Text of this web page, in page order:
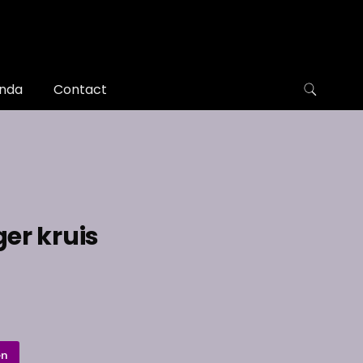
Contact
kruis